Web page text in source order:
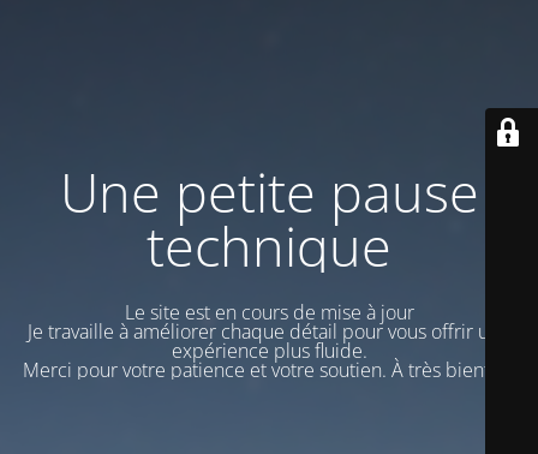
Une petite pause
technique
Le site est en cours de mise à jour
Je travaille à améliorer chaque détail pour vous offrir une
expérience plus fluide.
Merci pour votre patience et votre soutien. À très bientôt !